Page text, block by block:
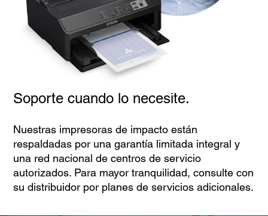
Soporte cuando lo necesite.
Nuestras impresoras de impacto están
respaldadas por una garantía limitada integral y
una red nacional de centros de servicio
autorizados. Para mayor tranquilidad, consulte con
su distribuidor por planes de servicios adicionales.